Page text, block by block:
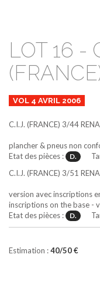
LOT 16 -
VOL 4 AVRIL 2006
C.I.J. (FRANCE) 3/44
plancher & pneus non
Etat des pièces :
D.
C.I.J. (FRANCE) 3/51
version avec inscriptions
inscriptions on the base -
Etat des pièces :
D.
Estimation :40/50 €